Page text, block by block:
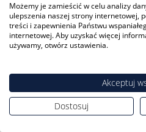
zegarki Atlantic
zegarki Bering
G-Shock
Możemy je zamieścić w celu analizy
ulepszenia naszej strony internetowej,
treści i zapewnienia Państwu
internetowej. Aby uzyskać więcej
używamy, otwórz ustawienia.
Akceptuj
Dostosuj